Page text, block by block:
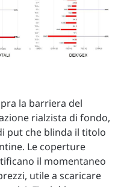
la barriera del
rialzista di fondo,
put che blinda il titolo
Le coperture
il momentaneo
utile a scaricare